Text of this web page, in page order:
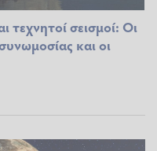
σεισμοί: Οι
και οι